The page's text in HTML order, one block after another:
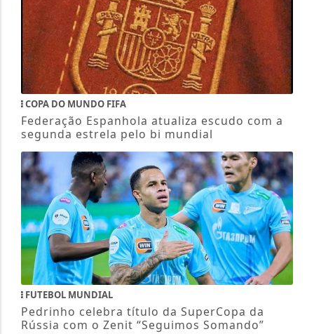
COPA DO MUNDO FIFA
Federação Espanhola atualiza escudo com a
segunda estrela pelo bi mundial
FUTEBOL MUNDIAL
Pedrinho celebra título da SuperCopa da
Rússia com o Zenit “Seguimos Somando”